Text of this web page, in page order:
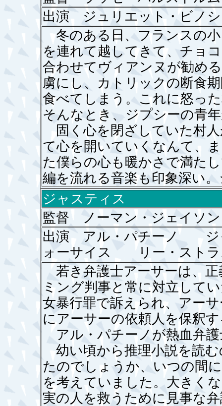
出演 ジュリエット・ビノ
冬のある日、フランスの
を連れて越してきて、チョ
合わせてヴィアンヌが勧め
虜にし、カトリックの断食
食べてしまう。これに怒っ
そんなとき、ジプシーの青
固く心を閉ざしていた村
て心を開いていくなんて、
た僕らの心も暖かさで満た
編を流れる音楽も印象深い
ジャスティス
監督 ノーマン・ジェイソン
出演 アル・パチーノ ジ
ォーサイス リー・ストラ
若き弁護士アーサーは、
ミング判事と常に対立して
女暴行罪で訴えられ、アー
にアーサーの依頼人を保釈
アル・パチーノが熱血弁
幼い頃から推理小説を読
たのでしょうか、いつの間
を考えていました。大きく
実の人を救うために見事な